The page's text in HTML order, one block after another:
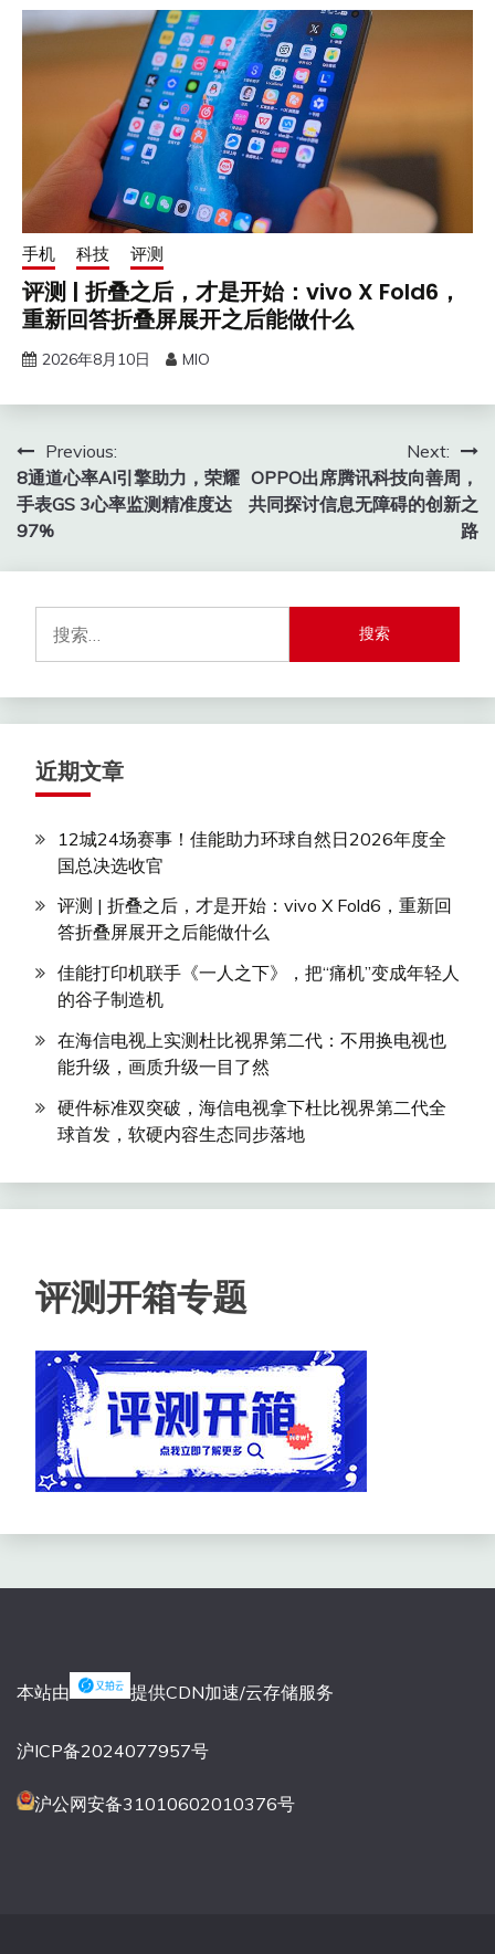
手机 科技 评测
评测 | 折叠之后，才是开始：vivo X Fold6，
重新回答折叠屏展开之后能做什么
2026年8月10日 MIO
文
章
导
航
Previous:
8通道心率AI引擎助力，荣耀
手表GS 3心率监测精准度达
97%
Next:
OPPO出席腾讯科技向善周，
共同探讨信息无障碍的创新之
路
索：
近期文章
12城24场赛事！佳能助力环球自然日2026年度全
国总决选收官
评测 | 折叠之后，才是开始：vivo X Fold6，重新回
答折叠屏展开之后能做什么
佳能打印机联手《一人之下》，把“痛机”变成年轻人
的谷子制造机
在海信电视上实测杜比视界第二代：不用换电视也
能升级，画质升级一目了然
硬件标准双突破，海信电视拿下杜比视界第二代全
球首发，软硬内容生态同步落地
评测开箱专题
本站由 提供CDN加速/云存储服务
沪ICP备2024077957号
沪公网安备31010602010376号